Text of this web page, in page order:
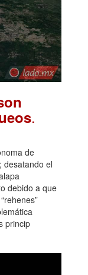
.
de
desatando el
debido a que
princip